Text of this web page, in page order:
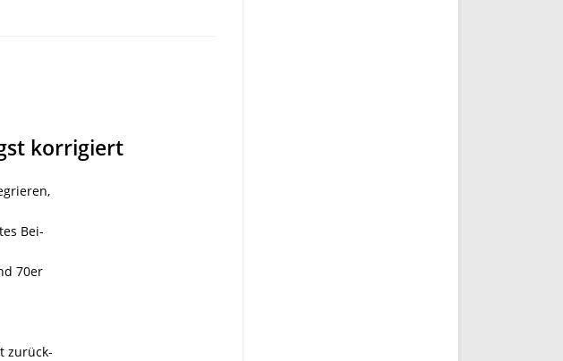
korrigiert
Bei-
70er
zurück-